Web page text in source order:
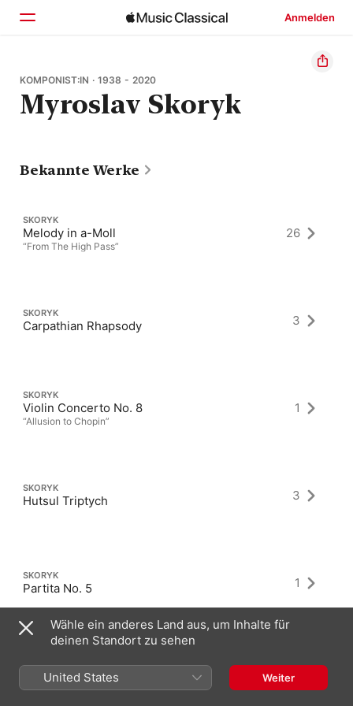
Anmelden
Startseite
Entdecken
KOMPONIST:IN · 1938 - 2020
Myroslav Skoryk
Bekannte Werke
SKORYK
Melody in a-Moll
“From The High Pass”
26
SKORYK
Carpathian Rhapsody 3
SKORYK
Violin Concerto No. 8
“Allusion to Chopin”
1
SKORYK
Hutsul Triptych 3
SKORYK
Partita No. 5 1
Wähle ein anderes Land aus, um Inhalte für
deinen Standort zu sehen
United States Weiter